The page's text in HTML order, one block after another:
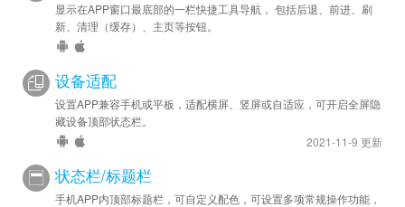
显示在APP窗口最底部的一栏快捷工具导航， 包括后退、前进、刷
新、清理（缓存）、主页等按钮。
设备适配
设置APP兼容手机或平板，适配横屏、竖屏或自适应，可开启全屏隐
藏设备顶部状态栏。
2021-11-9 更新
状态栏/标题栏
手机APP内顶部标题栏，可自定义配色，可设置多项常规操作功能，